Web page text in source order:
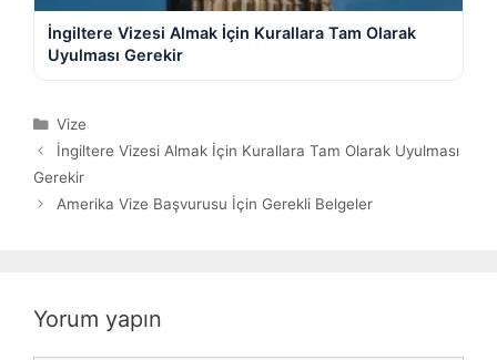
İngiltere Vizesi Almak İçin Kurallara Tam Olarak
Uyulması Gerekir
Kategoriler
Vize
İngiltere Vizesi Almak İçin Kurallara Tam Olarak Uyulması
Gerekir
Amerika Vize Başvurusu İçin Gerekli Belgeler
Yorum yapın